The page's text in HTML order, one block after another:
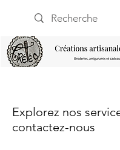
Explorez nos
contactez-nous